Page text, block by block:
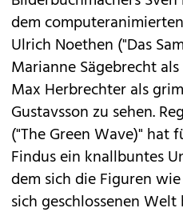
dem
Ulrich Noethen ("Das
Marianne Sägebrecht
Max Herbrechter als
Gustavsson zu sehen.
("The Green Wave)" hat
Findus ein knallbuntes
dem sich die Figuren
sich geschlossenen